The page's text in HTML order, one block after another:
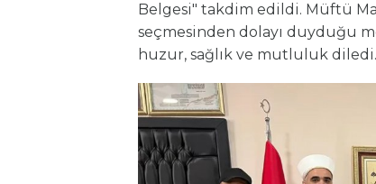
Belgesi" takdim edildi. Müftü
seçmesinden dolayı duyduğu
huzur, sağlık ve mutluluk diledi.